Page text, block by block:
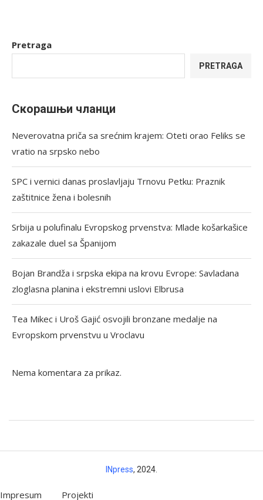
Pretraga
PRETRAGA
Скорашњи чланци
Neverovatna priča sa srećnim krajem: Oteti orao Feliks se
vratio na srpsko nebo
SPC i vernici danas proslavljaju Trnovu Petku: Praznik
zaštitnice žena i bolesnih
Srbija u polufinalu Evropskog prvenstva: Mlade košarkašice
zakazale duel sa Španijom
Bojan Brandža i srpska ekipa na krovu Evrope: Savladana
zloglasna planina i ekstremni uslovi Elbrusa
Tea Mikec i Uroš Gajić osvojili bronzane medalje na
Evropskom prvenstvu u Vroclavu
Nema komentara za prikaz.
INpress, 2024.
Impresum Projekti